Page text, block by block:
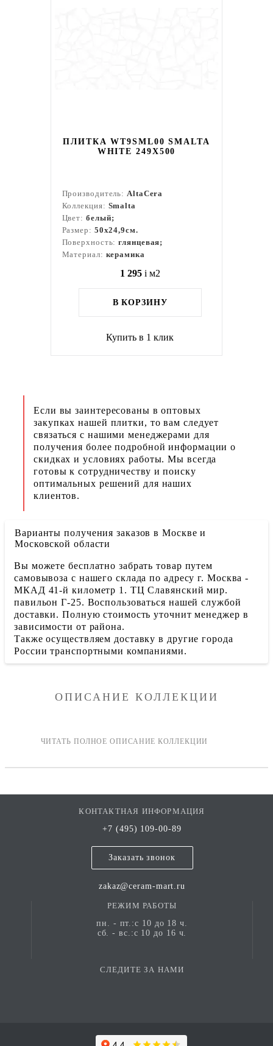
ПЛИТКА WT9SML00 SMALTA
WHITE 249X500
Производитель:AltaCera
Коллекция: Smalta
Цвет: белый;
Размер: 50x24,9см.
Поверхность:глянцевая;
Материал: керамика
1 295 i м2
В КОРЗИНУ
Купить в 1 клик
Если вы заинтересованы в оптовых
закупках нашей плитки, то вам следует
связаться с нашими менеджерами для
получения более подробной информации о
скидках и условиях работы. Мы всегда
готовы к сотрудничеству и поиску
оптимальных решений для наших
клиентов.
Варианты получения заказов в Москве и
Московской области
Вы можете бесплатно забрать товар путем
самовывоза с нашего склада по адресу г. Москва -
МКАД 41-й километр 1. ТЦ Славянский мир.
павильон Г-25. Воспользоваться нашей службой
доставки. Полную стоимость уточнит менеджер в
зависимости от района.
Также осуществляем доставку в другие города
России транспортными компаниями.
ОПИСАНИЕ КОЛЛЕКЦИИ
КОНТАКТНАЯ ИНФОРМАЦИЯ
+7 (495) 109-00-89
Заказать звонок
zakaz@ceram-mart.ru
РЕЖИМ РАБОТЫ
пн. - пт.:с 10 до 18 ч.
сб. - вс.:с 10 до 16 ч.
СЛЕДИТЕ ЗА НАМИ